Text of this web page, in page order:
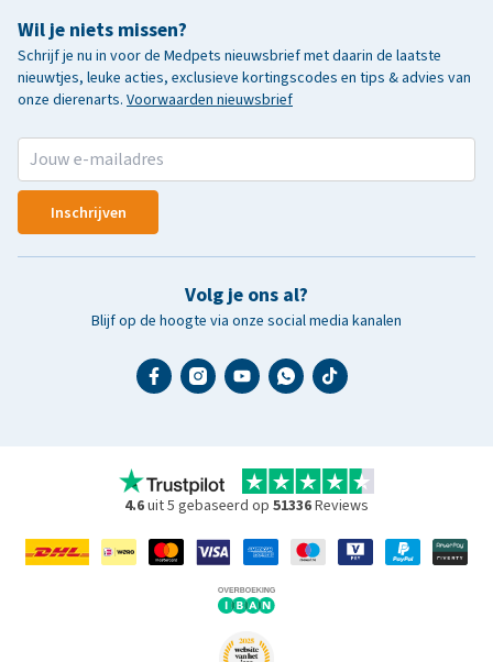
Wil je niets missen?
Schrijf je nu in voor de Medpets nieuwsbrief met daarin de laatste
nieuwtjes, leuke acties, exclusieve kortingscodes en tips & advies van
onze dierenarts. Voorwaarden nieuwsbrief
Inschrijven
Volg je ons al?
Blijf op de hoogte via onze social media kanalen
4.6uit 5 gebaseerd op 51336Reviews